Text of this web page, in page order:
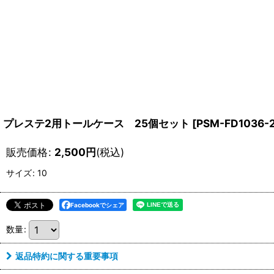
プレステ2用トールケース 25個セット [PSM-FD1036-
販売価格: 2,500円(税込)
サイズ: 10
Facebookでシェア
数量:
返品特約に関する重要事項